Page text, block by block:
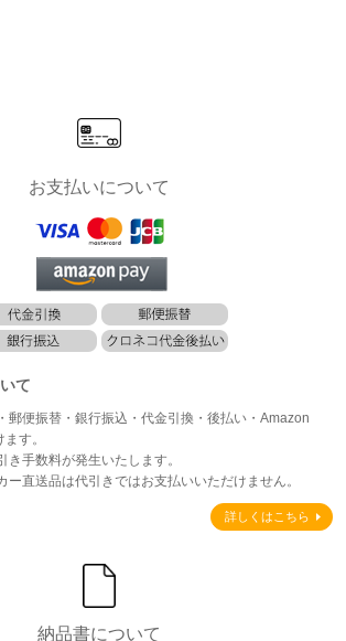
お支払いについて
て
郵便振替・銀行振込・代金引換・後払い・Amazon
す。
手数料が発生いたします。
直送品は代引きではお支払いいただけません。
詳しくはこちら
納品書について